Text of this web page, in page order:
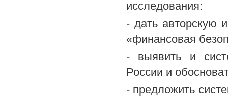
исследования:
- дать авторскую
«финансовая
- выявить и
России и
- предложить